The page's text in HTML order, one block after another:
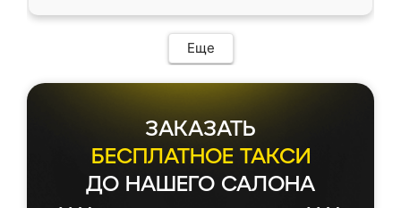
Еще
ЗАКАЗАТЬ
БЕСПЛАТНОЕ ТАКСИ
ДО НАШЕГО САЛОНА